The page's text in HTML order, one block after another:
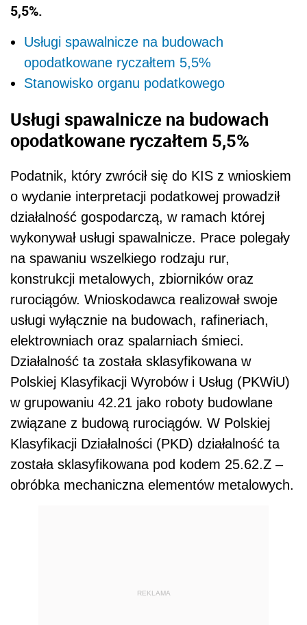
5,5%.
Usługi spawalnicze na budowach
opodatkowane ryczałtem 5,5%
Stanowisko organu podatkowego
Usługi spawalnicze na budowach
opodatkowane ryczałtem 5,5%
Podatnik, który zwrócił się do KIS z wnioskiem
o wydanie interpretacji podatkowej prowadził
działalność gospodarczą, w ramach której
wykonywał usługi spawalnicze. Prace polegały
na spawaniu wszelkiego rodzaju rur,
konstrukcji metalowych, zbiorników oraz
rurociągów. Wnioskodawca realizował swoje
usługi wyłącznie na budowach, rafineriach,
elektrowniach oraz spalarniach śmieci.
Działalność ta została sklasyfikowana w
Polskiej Klasyfikacji Wyrobów i Usług (PKWiU)
w grupowaniu 42.21 jako roboty budowlane
związane z budową rurociągów. W Polskiej
Klasyfikacji Działalności (PKD) działalność ta
została sklasyfikowana pod kodem 25.62.Z –
obróbka mechaniczna elementów metalowych.
REKLAMA